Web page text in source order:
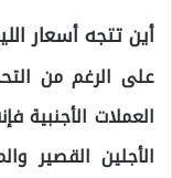
أين تتجه أسعار
على الرغم من
العملات الأجنبية
الأجلين القصير